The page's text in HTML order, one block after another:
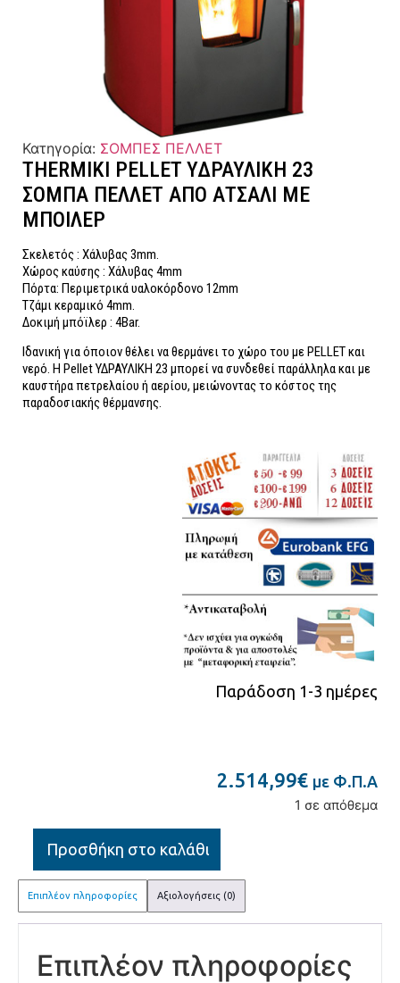
Κατηγορία: ΣΟΜΠΕΣ ΠΕΛΛΕΤ
THERMIKI PELLET ΥΔΡΑΥΛΙΚΗ 23
ΣΟΜΠΑ ΠΕΛΛΕΤ ΑΠΟ ΑΤΣΑΛΙ ME
ΜΠΟΙΛΕΡ
Σκελετός : Χάλυβας 3mm.
Χώρος καύσης : Χάλυβας 4mm
Πόρτα: Περιμετρικά υαλοκόρδονο 12mm
Τζάμι κεραμικό 4mm.
Δοκιμή μπόϊλερ : 4Bar.
Ιδανική για όποιον θέλει να θερμάνει το χώρο του με PELLET και
νερό. Η Pellet ΥΔΡΑΥΛΙΚΗ 23 μπορεί να συνδεθεί παράλληλα και με
καυστήρα πετρελαίου ή αερίου, μειώνοντας το κόστος της
παραδοσιακής θέρμανσης.
Παράδοση 1-3 ημέρες
2.514,99€ με Φ.Π.Α
1 σε απόθεμα
Προσθήκη στο καλάθι
Επιπλέον πληροφορίες Αξιολογήσεις (0)
Επιπλέον πληροφορίες